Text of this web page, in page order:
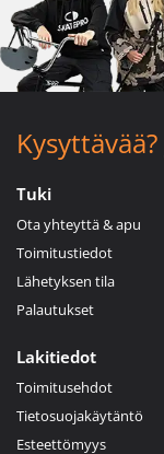
Kysyttävää?
Tuki
Ota yhteyttä & apu
Toimitustiedot
Lähetyksen tila
Palautukset
Lakitiedot
Toimitusehdot
Tietosuojakäytäntö
Esteettömyys